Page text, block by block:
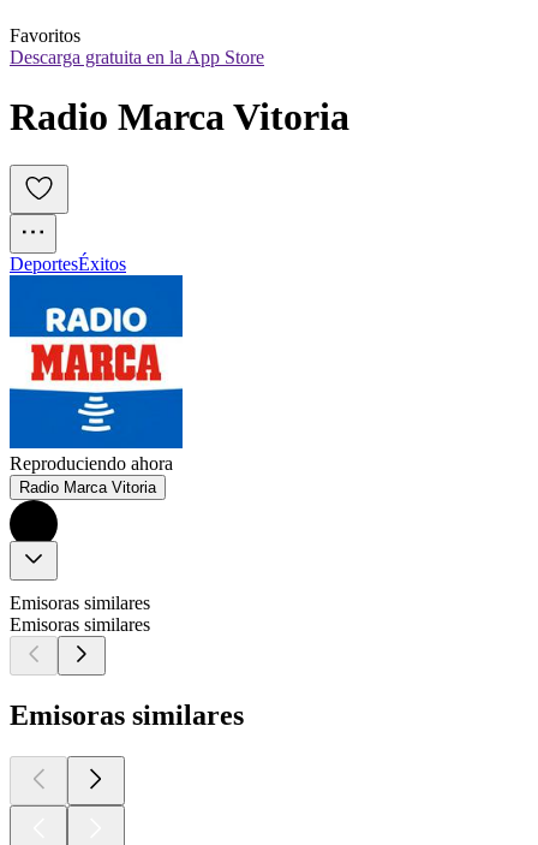
Favoritos
Descarga gratuita en la App Store
Radio Marca Vitoria
DeportesÉxitos
Reproduciendo ahora
Radio Marca Vitoria
Emisoras similares
Emisoras similares
Emisoras similares